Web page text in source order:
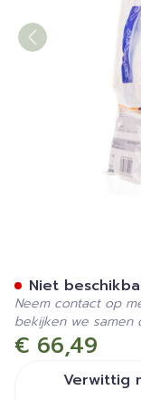
€ 66,49
Verwittig
Niet
Neem contact op
bekijken we samen